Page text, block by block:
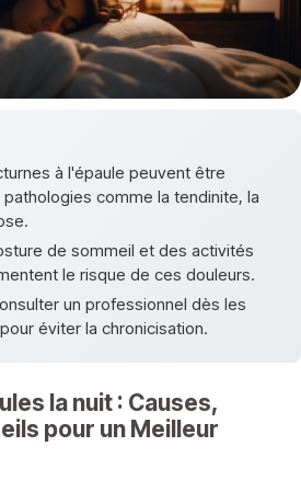
à l'épaule peuvent être
comme la tendinite, la
de sommeil et des activités
le risque de ces douleurs.
un professionnel dès les
éviter la chronicisation.
la nuit : Causes,
pour un Meilleur